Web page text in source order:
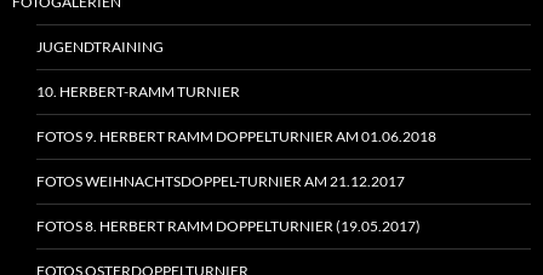
JUGENDTRAINING
10. HERBERT-RAMM TURNIER
FOTOS 9. HERBERT RAMM DOPPELTURNIER AM 01.06.2018
FOTOS WEIHNACHTSDOPPEL-TURNIER AM 21.12.2017
FOTOS 8. HERBERT RAMM DOPPELTURNIER (19.05.2017)
FOTOS OSTERDOPPELTURNIER